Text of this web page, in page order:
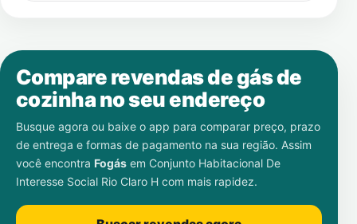
Compare revendas de gás de
cozinha no seu endereço
Busque agora ou baixe o app para comparar preço, prazo
de entrega e formas de pagamento na sua região. Assim
você encontra Fogás em Conjunto Habitacional De
Interesse Social Rio Claro H com mais rapidez.